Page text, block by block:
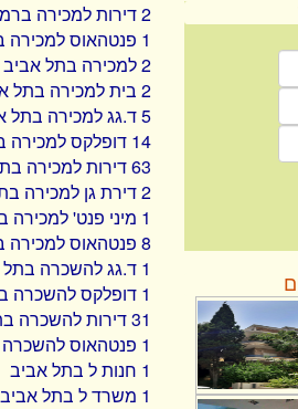
2 דירות למכירה ברמת גן
1 פנטהאוס למכירה ברמת גן
2 למכירה בתל אביב
2 בית למכירה בתל אביב
5 ד.גג למכירה בתל אביב
14 דופלקס למכירה בתל אביב
63 דירות למכירה בתל אביב
2 דירת גן למכירה בתל אביב
1 מיני פנט' למכירה בתל אביב
8 פנטהאוס למכירה בתל אביב
1 ד.גג להשכרה בתל אביב
1 דופלקס להשכרה בתל אביב
31 דירות להשכרה בתל אביב
1 פנטהאוס להשכרה בתל אביב
1 חנות ל בתל אביב
1 משרד ל בתל אביב